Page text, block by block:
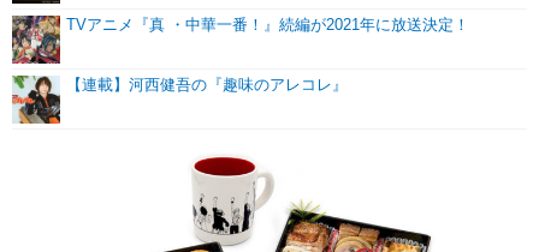
TVアニメ『真 ・中華一番！』続編が2021年に放送決定！
【連載】河西健吾の『趣味のアレコレ』